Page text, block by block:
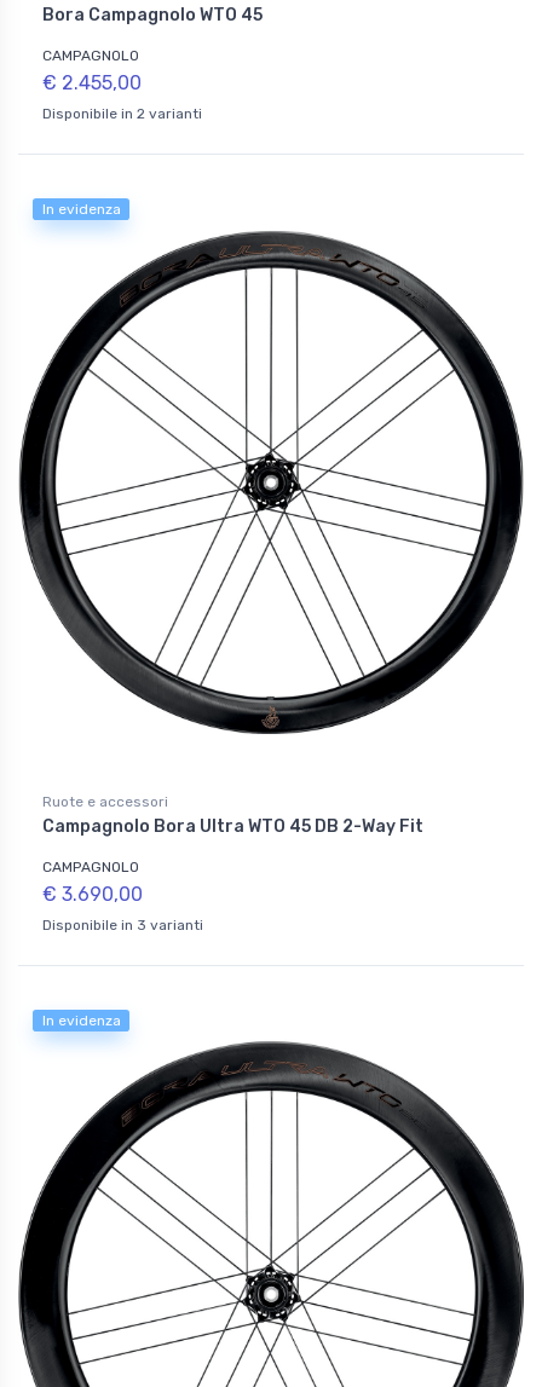
Bora Campagnolo WTO 45
CAMPAGNOLO
€ 2.455,00
Disponibile in 2 varianti
In evidenza
Ruote e accessori
Campagnolo Bora Ultra WTO 45 DB 2-Way Fit
CAMPAGNOLO
€ 3.690,00
Disponibile in 3 varianti
In evidenza